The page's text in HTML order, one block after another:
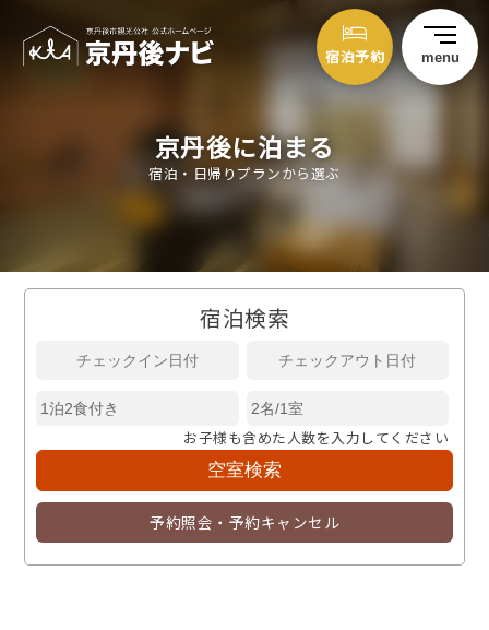
宿泊予約 menu
京丹後に泊まる
宿泊・日帰りプランから選ぶ
宿泊検索
お子様も含めた人数を入力してください
予約照会・予約キャンセル